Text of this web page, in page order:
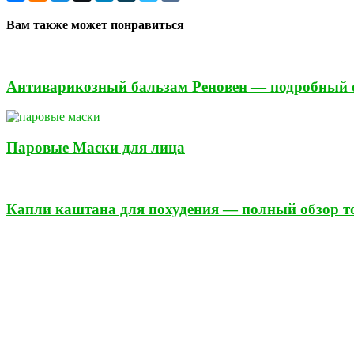
Вам также может понравиться
Антиварикозный бальзам Реновен — подробный
Паровые Маски для лица
Капли каштана для похудения — полный обзор